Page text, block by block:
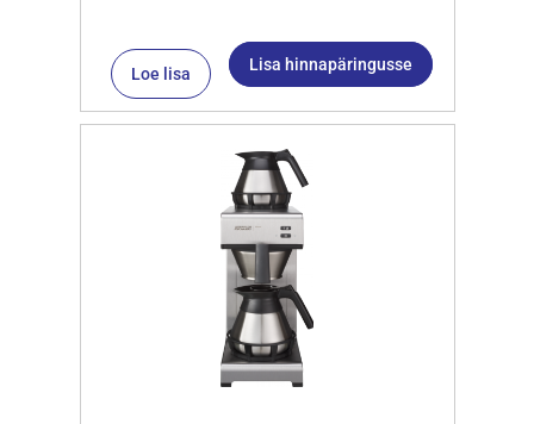
Loe lisa Lisa hinnapäringusse